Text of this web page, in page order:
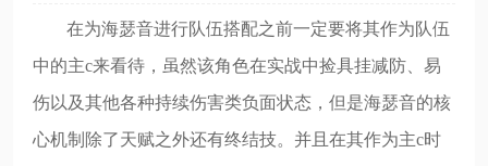
在为海瑟音进行队伍搭配之前一定要将其作为队伍
中的主c来看待，虽然该角色在实战中捡具挂减防、易
伤以及其他各种持续伤害类负面状态，但是海瑟音的核
心机制除了天赋之外还有终结技。并且在其作为主c时